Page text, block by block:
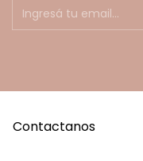
Contactanos